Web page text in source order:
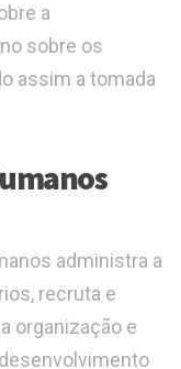
a
sobre os
assim a tomada
administra a
recruta e
organização e